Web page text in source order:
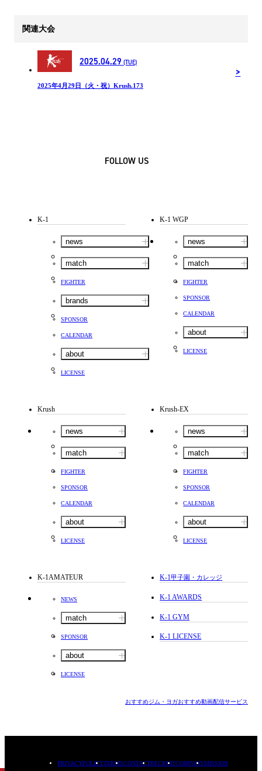
関連大会
2025.04.29 (TUE)
2025年4月29日（火・祝）Krush.173
FOLLOW US
K-1
news
match
FIGHTER
brands
SPONSOR
CALENDAR
about
LICENSE
K-1 WGP
news
match
FIGHTER
SPONSOR
CALENDAR
about
LICENSE
Krush
news
match
FIGHTER
SPONSOR
CALENDAR
about
LICENSE
Krush-EX
news
match
FIGHTER
SPONSOR
CALENDAR
about
LICENSE
K-1AMATEUR
NEWS
match
SPONSOR
about
LICENSE
K-1甲子園・カレッジ
K-1 AWARDS
K-1 GYM
K-1 LICENSE
おすすめジム・ヨガおすすめ動画配信サービス
PRIVACYPOLICYTERMSCONTACTRECRUITCOMPANYMISSION